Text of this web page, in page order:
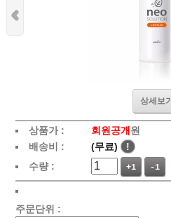
상세보기
상품가 : 회원공개 원
배송비 :
(무료)
!
수량 :
+1 -1
주문단위 :